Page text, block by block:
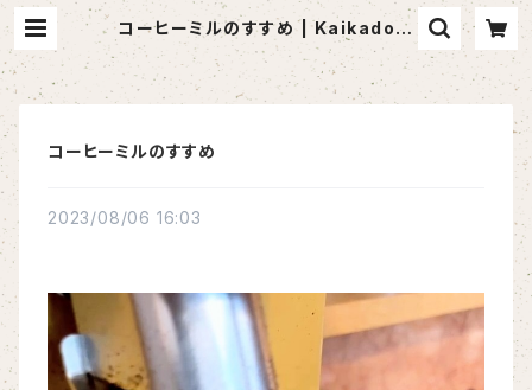
コーヒーミルのすすめ | Kaikado R
oastery
コーヒーミルのすすめ
2023/08/06 16:03